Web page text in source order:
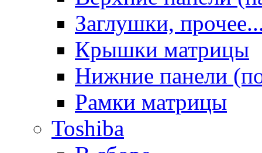
Заглушки,
Крышки матрицы
Нижние панели
Рамки матрицы
Toshiba